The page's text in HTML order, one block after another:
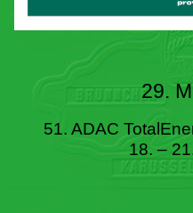
29.
51. ADAC
18. –